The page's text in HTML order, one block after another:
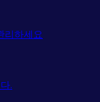
리하세요
.